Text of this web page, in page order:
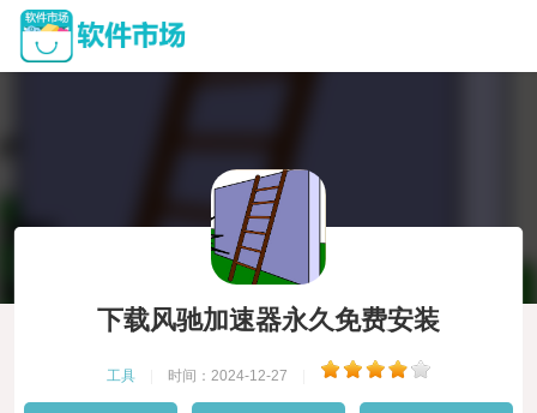
下载风驰加速器永久免费安装
工具 时间：2024-12-27